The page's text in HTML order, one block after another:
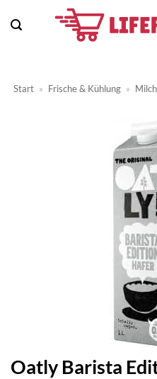
Inhalt
Start » Frische & Kühlung »
Oatly Barista